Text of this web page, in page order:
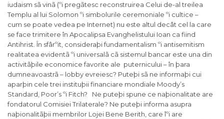
iudaism sã vinã (ºi pregãtesc reconstruirea Celui de-al treilea
Templu al lui Solomon ºi simbolurile ceremoniale ºi cultice –
cum se poate vedea pe Internet) nu este altul decât cel la care
se face trimitere în Apocalipsa Evanghelistului Ioan ca fiind
Antihrist. În sfârºit, consideraþi fundamentalism ºi antisemitism
realitatea evidentã ºi universalã cã sistemul bancar este una din
activitãþile economice favorite ale puternicului – în þara
dumneavoastrã – lobby evreiesc? Puteþi sã ne informaþi cui
aparþin cele trei instituþii financiare mondiale Moody’s
Standard, Poor’s ºi Fitch? Ne puteþi spune ce naþionalitate are
fondatorul Comisiei Trilaterale? Ne puteþi informa asupra
naþionalitãþii membrilor Lojei Bene Berith, care îºi are